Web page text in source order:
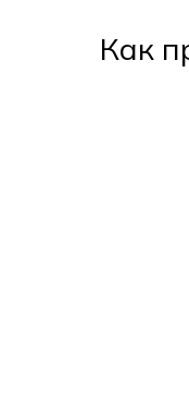
Как